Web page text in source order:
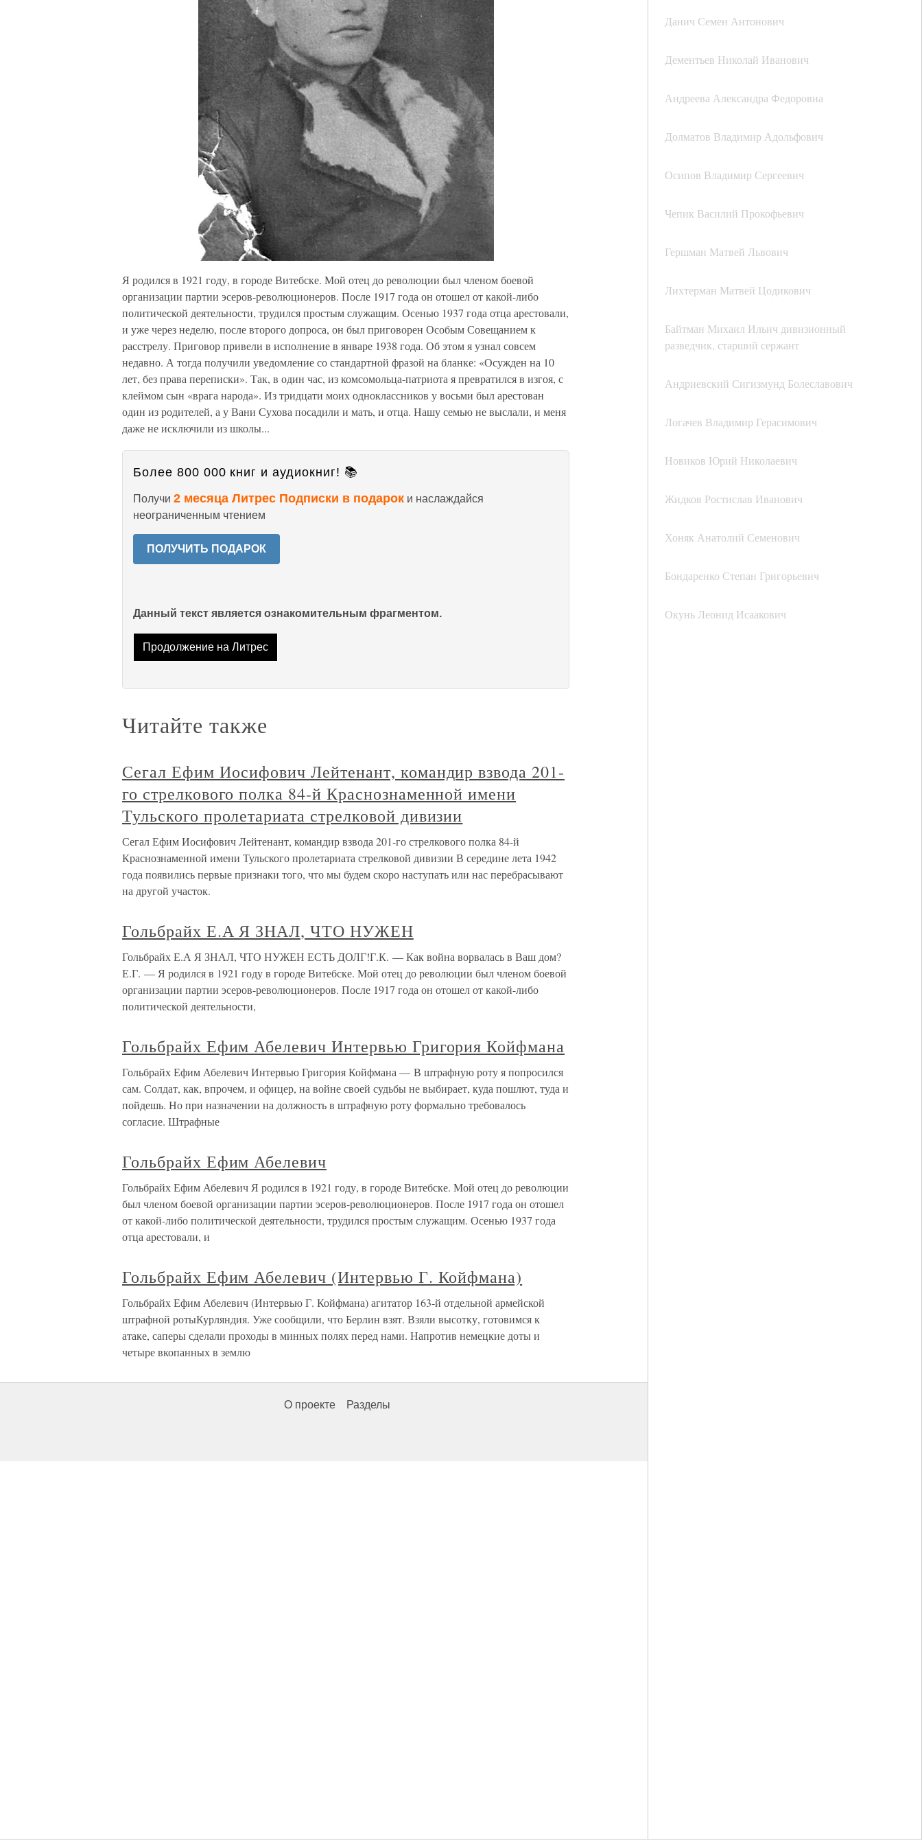
Данич Семен Антонович
Дементьев Николай Иванович
Андреева Александра Федоровна
Долматов Владимир Адольфович
Осипов Владимир Сергеевич
Чепик Василий Прокофьевич
Гершман Матвей Львович
Лихтерман Матвей Цодикович
Байтман Михаил Ильич дивизионный
разведчик, старший сержант
Андриевский Сигизмунд Болеславович
Логачев Владимир Герасимович
Новиков Юрий Николаевич
Жидков Ростислав Иванович
Хоняк Анатолий Семенович
Бондаренко Степан Григорьевич
Окунь Леонид Исаакович
Я родился в 1921 году, в городе Витебске. Мой отец до революции был членом боевой
организации партии эсеров-революционеров. После 1917 года он отошел от какой-либо
политической деятельности, трудился простым служащим. Осенью 1937 года отца арестовали,
и уже через неделю, после второго допроса, он был приговорен Особым Совещанием к
расстрелу. Приговор привели в исполнение в январе 1938 года. Об этом я узнал совсем
недавно. А тогда получили уведомление со стандартной фразой на бланке: «Осужден на 10
лет, без права переписки». Так, в один час, из комсомольца-патриота я превратился в изгоя, с
клеймом сын «врага народа». Из тридцати моих одноклассников у восьми был арестован
один из родителей, а у Вани Сухова посадили и мать, и отца. Нашу семью не выслали, и меня
даже не исключили из школы...
Более 800 000 книг и аудиокниг! 📚
Получи 2 месяца Литрес Подписки в подарок и наслаждайся
неограниченным чтением
ПОЛУЧИТЬ ПОДАРОК
Данный текст является ознакомительным фрагментом.
Продолжение на Литрес
Читайте также
Сегал Ефим Иосифович Лейтенант, командир взвода 201-
го стрелкового полка 84-й Краснознаменной имени
Тульского пролетариата стрелковой дивизии
Сегал Ефим Иосифович Лейтенант, командир взвода 201-го стрелкового полка 84-й
Краснознаменной имени Тульского пролетариата стрелковой дивизии В середине лета 1942
года появились первые признаки того, что мы будем скоро наступать или нас перебрасывают
на другой участок.
Гольбрайх Е.А Я ЗНАЛ, ЧТО НУЖЕН
Гольбрайх Е.А Я ЗНАЛ, ЧТО НУЖЕН ЕСТЬ ДОЛГ!Г.К. — Как война ворвалась в Ваш дом?
Е.Г. — Я родился в 1921 году в городе Витебске. Мой отец до революции был членом боевой
организации партии эсеров-революционеров. После 1917 года он отошел от какой-либо
политической деятельности,
Гольбрайх Ефим Абелевич Интервью Григория Койфмана
Гольбрайх Ефим Абелевич Интервью Григория Койфмана — В штрафную роту я попросился
сам. Солдат, как, впрочем, и офицер, на войне своей судьбы не выбирает, куда пошлют, туда и
пойдешь. Но при назначении на должность в штрафную роту формально требовалось
согласие. Штрафные
Гольбрайх Ефим Абелевич
Гольбрайх Ефим Абелевич Я родился в 1921 году, в городе Витебске. Мой отец до революции
был членом боевой организации партии эсеров-революционеров. После 1917 года он отошел
от какой-либо политической деятельности, трудился простым служащим. Осенью 1937 года
отца арестовали, и
Гольбрайх Ефим Абелевич (Интервью Г. Койфмана)
Гольбрайх Ефим Абелевич (Интервью Г. Койфмана) агитатор 163-й отдельной армейской
штрафной ротыКурляндия. Уже сообщили, что Берлин взят. Взяли высотку, готовимся к
атаке, саперы сделали проходы в минных полях перед нами. Напротив немецкие доты и
четыре вкопанных в землю
О проекте Разделы